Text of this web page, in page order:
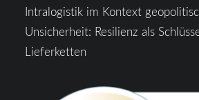
Intralogistik im Kontext
Unsicherheit: Resilienz als
Lieferketten